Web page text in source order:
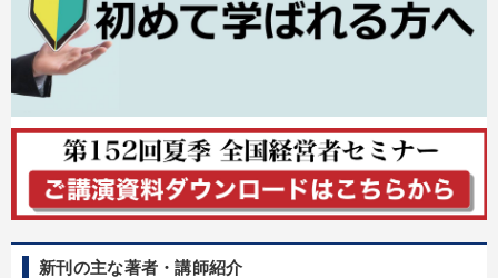
新刊の主な著者・講師紹介